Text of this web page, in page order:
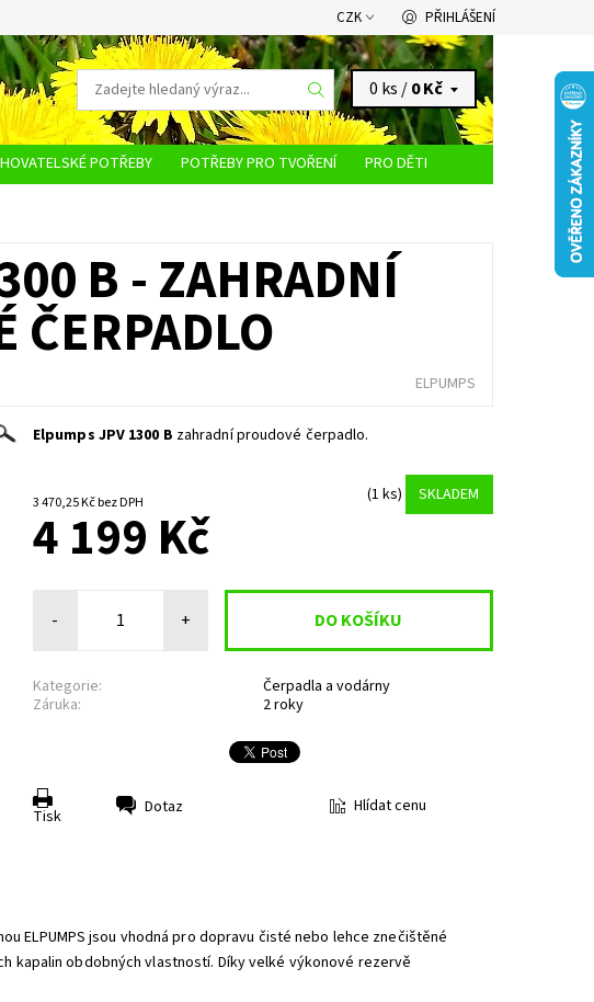
CZK PŘIHLÁŠENÍ
0 ks /0 Kč
POTŘEBY POTŘEBY PRO TVOŘENÍ
PRO DĚTI
B - ZAHRADNÍ
ČERPADLO
ELPUMPS
Elpumps JPV 1300 B zahradní proudové čerpadlo.
3 470,25 Kč bez DPH (1 ks) SKLADEM
4 199 Kč
- +
Kategorie:
Čerpadla a vodárny
Záruka:
2 roky
Tisk Dotaz Hlídat cenu
ELPUMPS jsou vhodná pro dopravu čisté nebo lehce znečištěné
kapalin obdobných vlastností. Díky velké výkonové rezervě